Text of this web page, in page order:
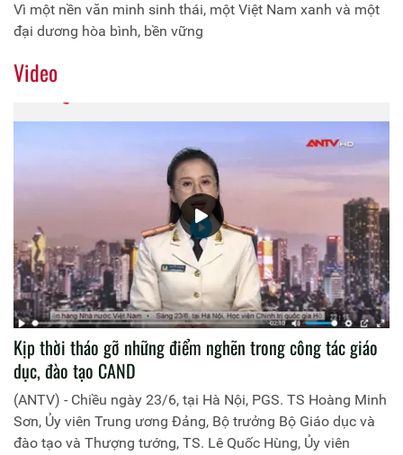
Vì một nền văn minh sinh thái, một Việt Nam xanh và một
đại dương hòa bình, bền vững
Video
Kịp thời tháo gỡ những điểm nghẽn trong công tác giáo
dục, đào tạo CAND
(ANTV) - Chiều ngày 23/6, tại Hà Nội, PGS. TS Hoàng Minh
Sơn, Ủy viên Trung ương Đảng, Bộ trưởng Bộ Giáo dục và
đào tạo và Thượng tướng, TS. Lê Quốc Hùng, Ủy viên